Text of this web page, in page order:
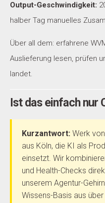
Output-Geschwindigkeit:
halber Tag manuelles
Über all dem: erfahrene
Auslieferung lesen, prüfen
landet.
Ist das einfach nur
Kurzantwort: Werk
aus Köln, die KI als
einsetzt. Wir
und Health-Checks
unserem Agentur-
Wissens-Basis aus